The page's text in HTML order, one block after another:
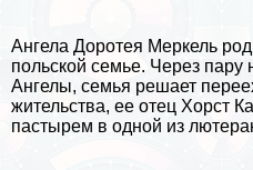
Ангела Доротея Меркель
польской семье. Через пару
Ангелы, семья решает
жительства, ее отец Хорст
пастырем в одной из